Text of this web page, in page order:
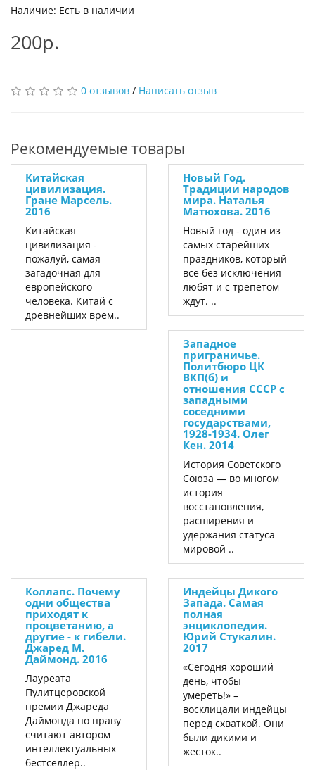
Наличие: Есть в наличии
200р.
0 отзывов / Написать отзыв
Рекомендуемые товары
Китайская
цивилизация.
Гране Марсель.
2016
Китайская
цивилизация -
пожалуй, самая
загадочная для
европейского
человека. Китай с
древнейших врем..
Новый Год.
Традиции народов
мира. Наталья
Матюхова. 2016
Новый год - один из
самых старейших
праздников, который
все без исключения
любят и с трепетом
ждут. ..
Западное
приграничье.
Политбюро ЦК
ВКП(б) и
отношения СССР с
западными
соседними
государствами,
1928-1934. Олег
Кен. 2014
История Советского
Союза — во многом
история
восстановления,
расширения и
удержания статуса
мировой ..
Коллапс. Почему
одни общества
приходят к
процветанию, а
другие - к гибели.
Джаред М.
Даймонд. 2016
Лауреата
Пулитцеровской
премии Джареда
Даймонда по праву
считают автором
интеллектуальных
бестселлер..
Индейцы Дикого
Запада. Самая
полная
энциклопедия.
Юрий Стукалин.
2017
«Сегодня хороший
день, чтобы
умереть!» –
восклицали индейцы
перед схваткой. Они
были дикими и
жесток..